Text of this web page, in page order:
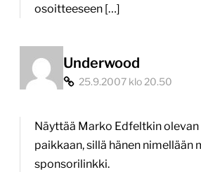
osoitteeseen […]
Underwood
25.9.2007 klo 20.50
Näyttää Marko Edfeltkin
paikkaan, sillä hänen nimellään
sponsorilinkki.